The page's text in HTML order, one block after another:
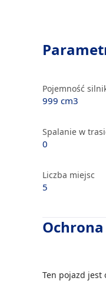
Pojemność
999 cm3
Spalanie w
0
Liczba miejsc
5
Ten pojazd jest